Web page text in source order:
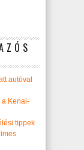
autóval
a Kenai-
tippek